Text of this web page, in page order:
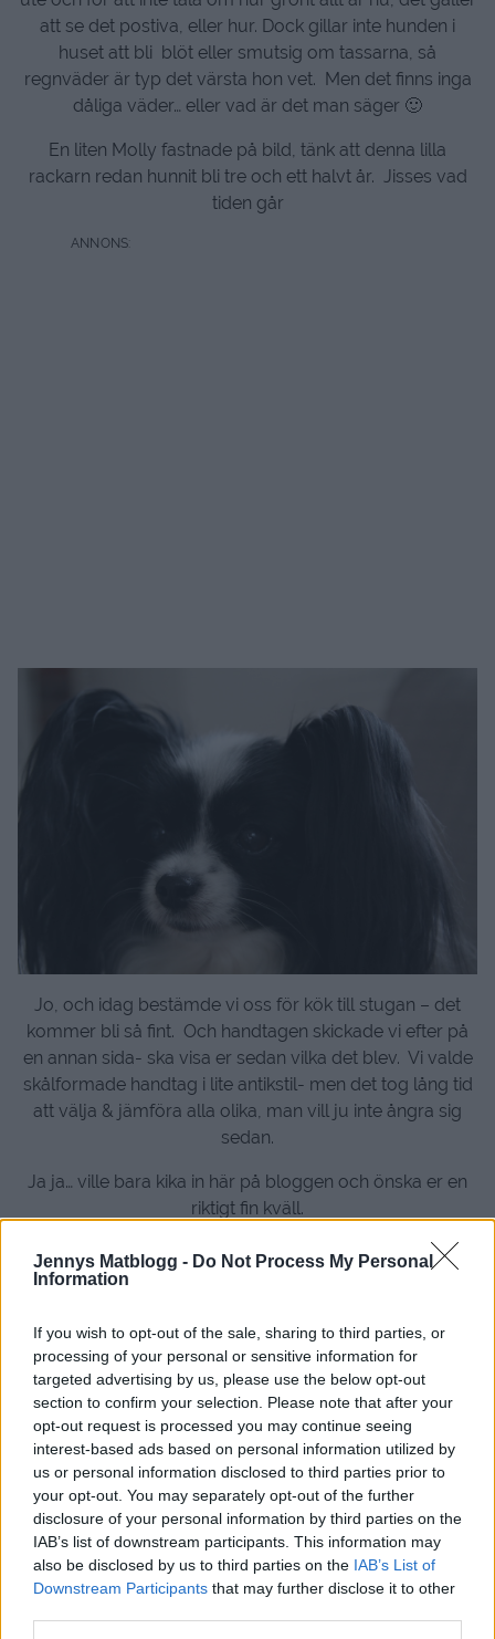
Jennys Matblogg - Do Not Process My Personal
Information
If you wish to opt-out of the sale, sharing to third parties, or
processing of your personal or sensitive information for
targeted advertising by us, please use the below opt-out
section to confirm your selection. Please note that after your
opt-out request is processed you may continue seeing
interest-based ads based on personal information utilized by
us or personal information disclosed to third parties prior to
your opt-out. You may separately opt-out of the further
disclosure of your personal information by third parties on the
IAB’s list of downstream participants. This information may
also be disclosed by us to third parties on the IAB’s List of
Downstream Participants that may further disclose it to other
att se det postiva, eller hur. Dock gillar inte hunden i
huset att bli blöt eller smutsig om tassarna, så
regnväder är typ det värsta hon vet. Men det finns inga
dåliga väder… eller vad är det man säger 🙂
En liten Molly fastnade på bild, tänk att denna lilla
rackarn redan hunnit bli tre och ett halvt år. Jisses vad
tiden går
Jo, och idag bestämde vi oss för kök till stugan – det
kommer bli så fint. Och handtagen skickade vi efter på
en annan sida- ska visa er sedan vilka det blev. Vi valde
skålformade handtag i lite antikstil- men det tog lång tid
att välja & jämföra alla olika, man vill ju inte ångra sig
sedan.
Ja ja… ville bara kika in här på bloggen och önska er en
riktigt fin kväll.
Hörs snart igen